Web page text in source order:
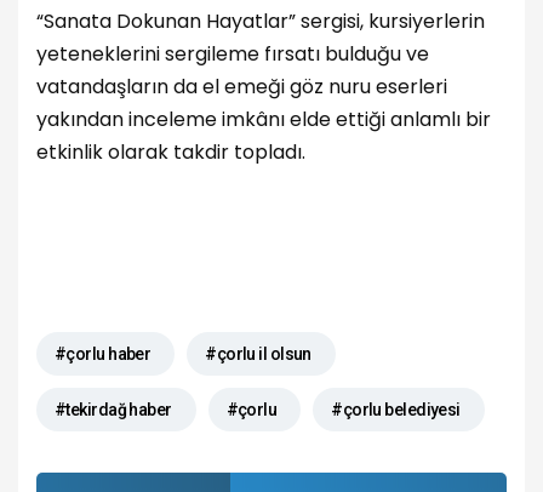
“Sanata Dokunan Hayatlar” sergisi, kursiyerlerin
yeteneklerini sergileme fırsatı bulduğu ve
vatandaşların da el emeği göz nuru eserleri
yakından inceleme imkânı elde ettiği anlamlı bir
etkinlik olarak takdir topladı.
#çorlu haber #çorlu il olsun
#tekirdağ haber #çorlu #çorlu belediyesi